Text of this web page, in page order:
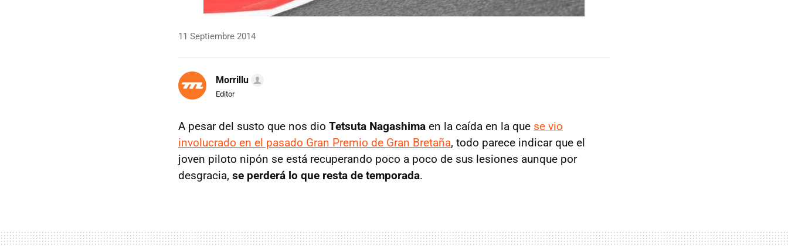
11 Septiembre 2014
Morrillu
Editor
A pesar del susto que nos dio Tetsuta Nagashima en la caída en la que se vio
involucrado en el pasado Gran Premio de Gran Bretaña, todo parece indicar que el
joven piloto nipón se está recuperando poco a poco de sus lesiones aunque por
desgracia, se perderá lo que resta de temporada.